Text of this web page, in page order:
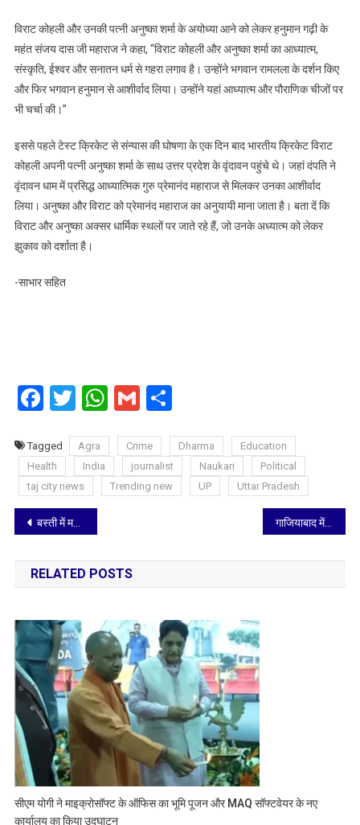
विराट कोहली और उनकी पत्नी अनुष्का शर्मा के अयोध्या आने को लेकर हनुमान गढ़ी के
महंत संजय दास जी महाराज ने कहा, “विराट कोहली और अनुष्का शर्मा का आध्यात्म,
संस्कृति, ईश्वर और सनातन धर्म से गहरा लगाव है। उन्होंने भगवान रामलला के दर्शन किए
और फिर भगवान हनुमान से आशीर्वाद लिया। उन्होंने यहां आध्यात्म और पौराणिक चीजों पर
भी चर्चा की।”
इससे पहले टेस्ट क्रिकेट से संन्यास की घोषणा के एक दिन बाद भारतीय क्रिकेट विराट
कोहली अपनी पत्नी अनुष्का शर्मा के साथ उत्तर प्रदेश के वृंदावन पहुंचे थे। जहां दंपति ने
वृंदावन धाम में प्रसिद्ध आध्यात्मिक गुरु प्रेमानंद महाराज से मिलकर उनका आशीर्वाद
लिया। अनुष्का और विराट को प्रेमानंद महाराज का अनुयायी माना जाता है। बता दें कि
विराट और अनुष्का अक्सर धार्मिक स्थलों पर जाते रहे हैं, जो उनके अध्यात्म को लेकर
झुकाव को दर्शाता है।
-साभार सहित
Facebook
Twitter
WhatsApp
GmailShare
Tagged Agra Crime Dharma
Education
Health
India journalist Naukari
Political
taj city news
Trending new UP Uttar Pradesh
Post
navigation
बस्ती में मरीजों की जान के साथ खिलवाड़, रुधौली CHC में एक्सपायरी दवाएं बांटने का आरोप गाजियाबाद में तेज आंधी-बारिश से गिरी ACP ऑफिस की छत, सब-इंस्पेक्टर वीरेंद्र कुमार मिश्रा की मौत
RELATED POSTS
सीएम योगी ने माइक्रोसॉफ्ट के ऑफिस का भूमि पूजन और MAQ सॉफ्टवेयर के नए
कार्यालय का किया उद्घाटन